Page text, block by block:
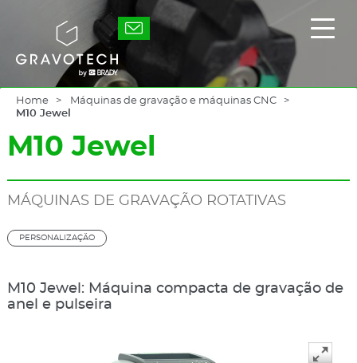
Gravotech
Exibir
Home
Máquinas de gravação e máquinas CNC
M10 Jewel
M10 Jewel
MÁQUINAS DE GRAVAÇÃO ROTATIVAS
PERSONALIZAÇÃO
M10 Jewel: Máquina compacta de gravação de
anel e pulseira